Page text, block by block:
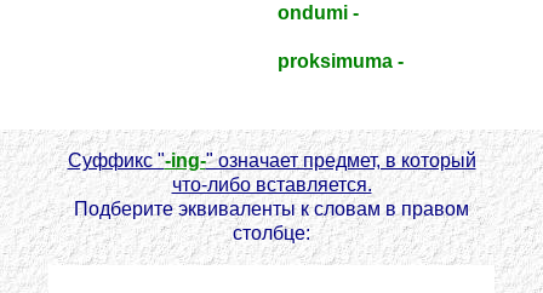
ondumi -
proksimuma -
Суффикс "-ing-" означает предмет, в который
что-либо вставляется.
Подберите эквиваленты к словам в правом
столбце: